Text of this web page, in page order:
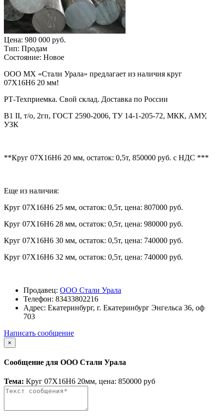
Цена: 980 000 руб.
Тип: Продам
Состояние: Новое
ООО МХ «Стали Урала» предлагает из наличия круг
07Х16Н6 20 мм!
РТ-Техприемка. Свой склад. Доставка по России
В1 II, т/о, 2гп, ГОСТ 2590-2006, ТУ 14-1-205-72, МКК, АМУ,
УЗК
**Круг 07Х16Н6 20 мм, остаток: 0,5т, 850000 руб. с НДС ***
Еще из наличия:
Круг 07Х16Н6 25 мм, остаток: 0,5т, цена: 807000 руб.
Круг 07Х16Н6 28 мм, остаток: 0,5т, цена: 980000 руб.
Круг 07Х16Н6 30 мм, остаток: 0,5т, цена: 740000 руб.
Круг 07Х16Н6 32 мм, остаток: 0,5т, цена: 740000 руб.
Продавец: ООО Стали Урала
Телефон: 83433802216
Адрес: Екатеринбург, г. Екатеринбург Энгельса 36, оф
703
Написать сообщение
×
Сообщение для ООО Стали Урала
Тема: Круг 07Х16Н6 20мм, цена: 850000 руб